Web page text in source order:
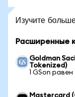
Изучите
Расширенные
Goldman
Tokenized)
1 GSon
Mastercard